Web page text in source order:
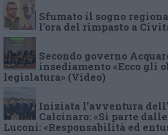
Sfumato il sogno
l’ora del rimpasto a
Secondo governo
insediamento «Ecco gli
legislatura» (Video)
Iniziata l’avventura
Calcinaro: «Si parte
Luconi: «Responsabilità ed